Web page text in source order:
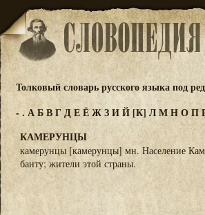
Толковый словарь русского языка под
-. АБВГДЕЁЖЗИЙ[К]ЛМНОП
КАМЕРУНЦЫ
камерунцы [камерунцы] мн. Население
банту; жители этой страны.